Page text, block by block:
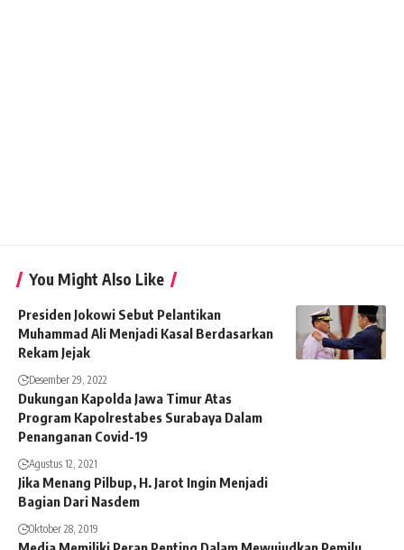
You Might Also Like
Presiden Jokowi Sebut Pelantikan
Muhammad Ali Menjadi Kasal Berdasarkan
Rekam Jejak
Desember 29, 2022
Dukungan Kapolda Jawa Timur Atas
Program Kapolrestabes Surabaya Dalam
Penanganan Covid-19
Agustus 12, 2021
Jika Menang Pilbup, H. Jarot Ingin Menjadi
Bagian Dari Nasdem
Oktober 28, 2019